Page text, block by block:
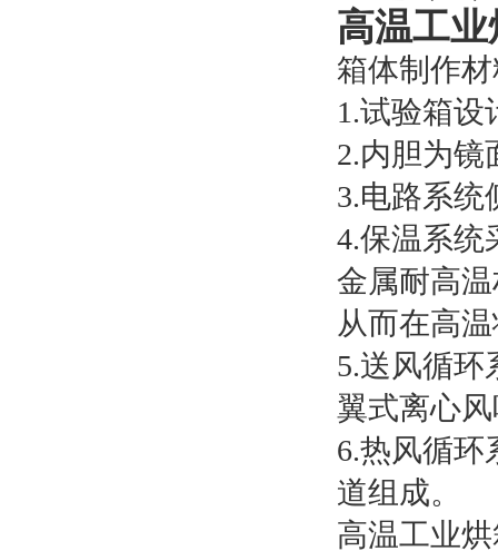
高温工
箱体制作
1.试验箱
2.内胆为镜
3.电路系统
4.保温系统
金属耐高
从而在高
5.送风循环
翼式离心
6.热风循环
道组成。
高温工业